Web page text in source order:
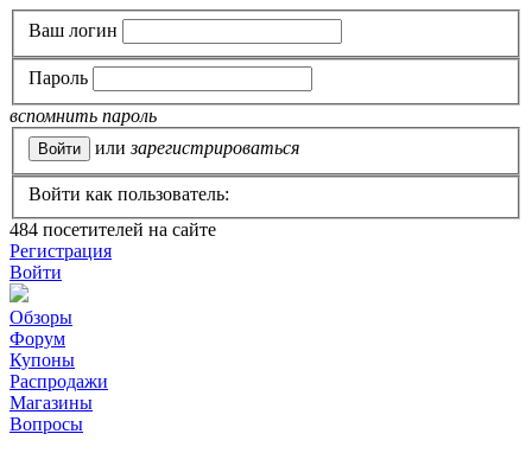
Ваш логин
Пароль
вспомнить пароль
или зарегистрироваться
Войти как пользователь:
484 посетителей на сайте
Регистрация
Войти
Обзоры
Форум
Купоны
Распродажи
Магазины
Вопросы